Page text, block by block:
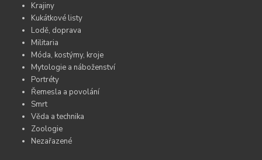
Krajiny
Kukátkové listy
Lodě, doprava
Militaria
Móda, kostýmy, kroje
Mytologie a náboženství
Portréty
Řemesla a povolání
Smrt
Věda a technika
Zoologie
Nezařazené